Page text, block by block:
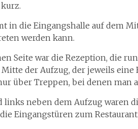
in die Eingangshalle auf dem
werden kann.
Seite war die Rezeption, die
der Aufzug, der jeweils
über Treppen, bei denen man
links neben dem Aufzug waren
Eingangstüren zum